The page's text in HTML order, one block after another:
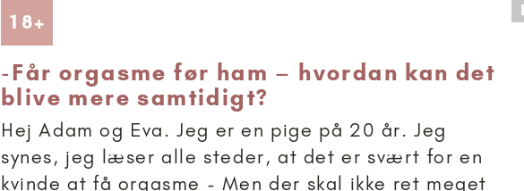
18+
-Får orgasme før ham – hvordan kan det
blive mere samtidigt?
Hej Adam og Eva. Jeg er en pige på 20 år. Jeg
synes, jeg læser alle steder, at det er svært for en
kvinde at få orgasme - Men der skal ikke ret meget